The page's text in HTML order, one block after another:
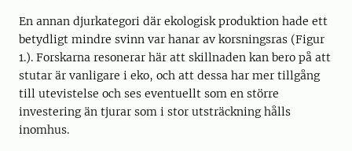
En annan djurkategori där ekologisk produktion hade ett
betydligt mindre svinn var hanar av korsningsras (Figur
1.). Forskarna resonerar här att skillnaden kan bero på att
stutar är vanligare i eko, och att dessa har mer tillgång
till utevistelse och ses eventuellt som en större
investering än tjurar som i stor utsträckning hålls
inomhus.